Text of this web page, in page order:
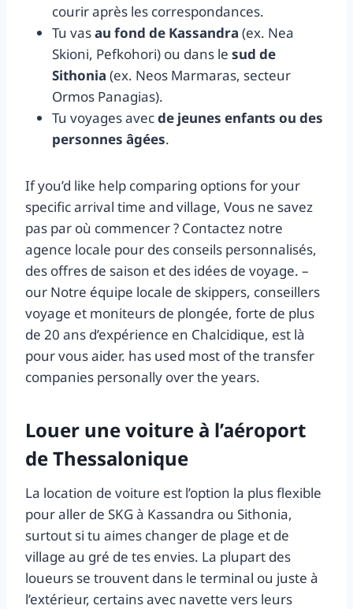
courir après les correspondances.
Tu vasau fond de Kassandra (ex. Nea
Skioni, Pefkohori) ou dans le sud de
Sithonia (ex. Neos Marmaras, secteur
Ormos Panagias).
Tu voyages avecde jeunes enfants ou des
personnes âgées.
If you’d like help comparing options for your
specific arrival time and village, Vous ne savez
pas par où commencer ? Contactez notre
agence locale pour des conseils personnalisés,
des offres de saison et des idées de voyage. –
our Notre équipe locale de skippers, conseillers
voyage et moniteurs de plongée, forte de plus
de 20 ans d’expérience en Chalcidique, est là
pour vous aider. has used most of the transfer
companies personally over the years.
Louer une voiture à l’aéroport
de Thessalonique
La location de voiture est l’option la plus flexible
pour aller de SKG à Kassandra ou Sithonia,
surtout si tu aimes changer de plage et de
village au gré de tes envies. La plupart des
loueurs se trouvent dans le terminal ou juste à
l’extérieur, certains avec navette vers leurs